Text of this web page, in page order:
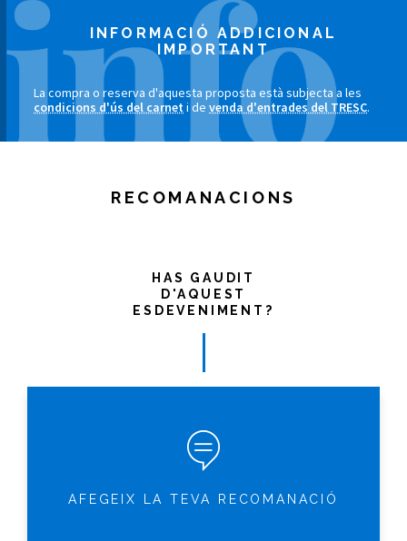
INFORMACIÓ ADDICIONAL
IMPORTANT
La compra o reserva d'aquesta proposta està subjecta a les
condicions d'ús del carneti de venda d'entrades del TRESC.
RECOMANACIONS
HAS GAUDIT
D'AQUEST
ESDEVENIMENT?
AFEGEIX LA TEVA RECOMANACIÓ